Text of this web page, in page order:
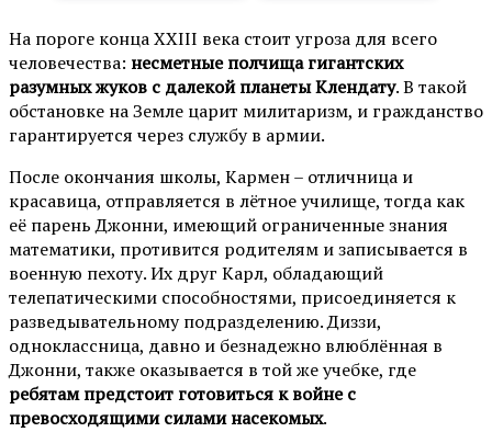
На пороге конца XXIII века стоит угроза для всего
человечества: несметные полчища гигантских
разумных жуков с далекой планеты Клендату. В такой
обстановке на Земле царит милитаризм, и гражданство
гарантируется через службу в армии.
После окончания школы, Кармен – отличница и
красавица, отправляется в лётное училище, тогда как
её парень Джонни, имеющий ограниченные знания
математики, противится родителям и записывается в
военную пехоту. Их друг Карл, обладающий
телепатическими способностями, присоединяется к
разведывательному подразделению. Диззи,
одноклассница, давно и безнадежно влюблённая в
Джонни, также оказывается в той же учебке, где
ребятам предстоит готовиться к войне с
превосходящими силами насекомых.